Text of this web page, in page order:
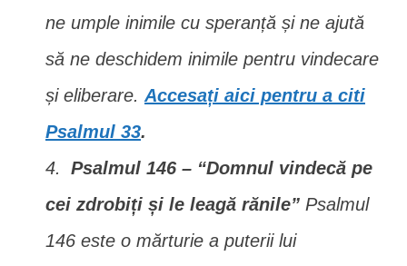
ne umple inimile cu speranță și ne ajută
să ne deschidem inimile pentru vindecare
și eliberare. Accesați aici pentru a citi
Psalmul 33.
Psalmul 146 – “Domnul vindecă pe
cei zdrobiți și le leagă rănile” Psalmul
146 este o mărturie a puterii lui